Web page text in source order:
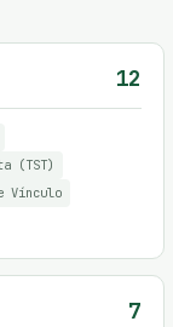
12
(TST)
Vínculo
7